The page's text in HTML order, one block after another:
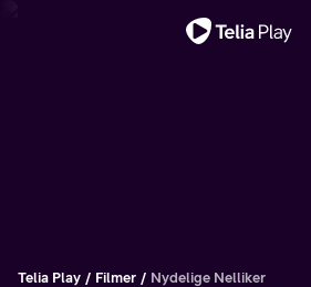
Telia Play Filmer Nydelige Nelliker